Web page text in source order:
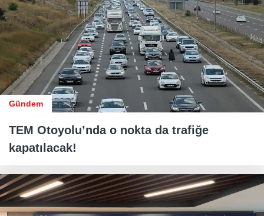
Gündem
TEM Otoyolu’nda o nokta da trafiğe
kapatılacak!